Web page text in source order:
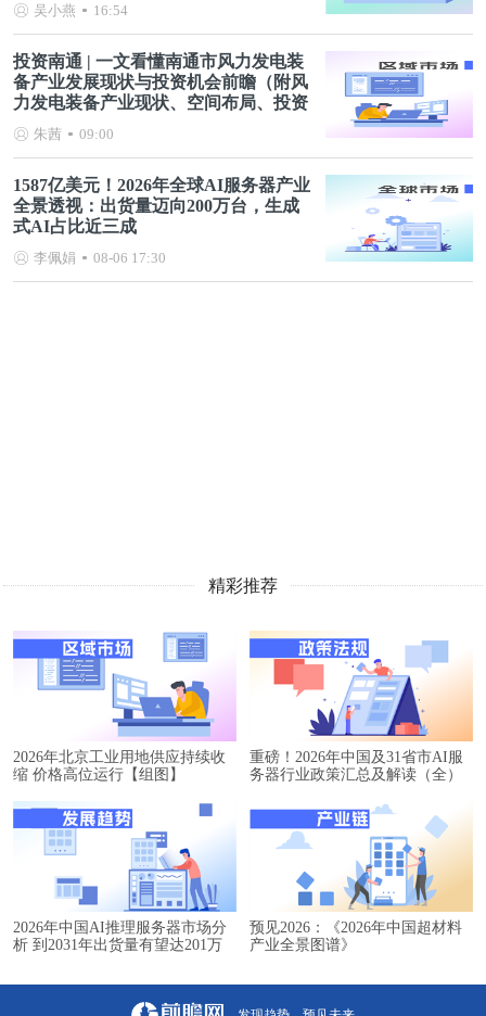
吴小燕 16:54
投资南通 | 一文看懂南通市风力发电装
备产业发展现状与投资机会前瞻（附风
力发电装备产业现状、空间布局、投资
机会分析等）
朱茜 09:00
1587亿美元！2026年全球AI服务器产业
全景透视：出货量迈向200万台，生成
式AI占比近三成
李佩娟 08-06 17:30
精彩推荐
2026年北京工业用地供应持续收
缩 价格高位运行【组图】
重磅！2026年中国及31省市AI服
务器行业政策汇总及解读（全）
2026年中国AI推理服务器市场分
析 到2031年出货量有望达201万
预见2026：《2026年中国超材料
产业全景图谱》